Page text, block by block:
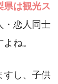
県は観光ス
・恋人同士
ね。
すし、子供